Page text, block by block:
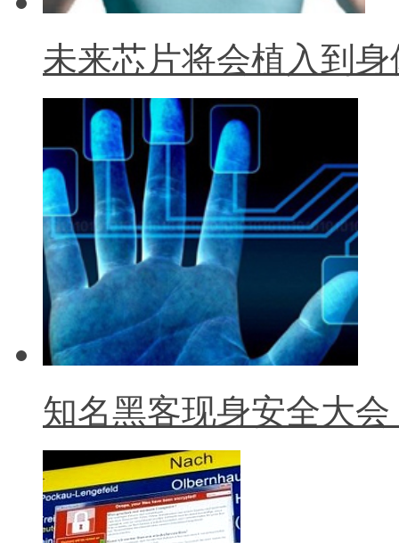
未来芯片将会植入到
知名黑客现身安全大